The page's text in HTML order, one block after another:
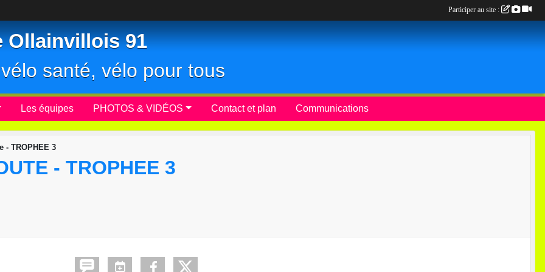
Ollainvillois 91
santé, vélo pour tous
Les équipes PHOTOS & VIDÉOS Contact et plan Communications
- TROPHEE 3
- TROPHEE 3
Participer au site :